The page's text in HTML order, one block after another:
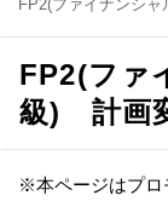
FP2(ファイナンシ
FP2(ファ
級) 計画
※本ページはプロ